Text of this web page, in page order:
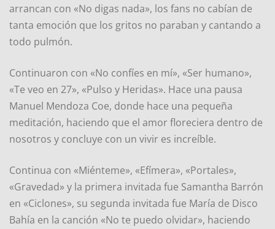
arrancan con «No digas nada», los fans no cabían de
tanta emoción que los gritos no paraban y cantando a
todo pulmón.
Continuaron con «No confíes en mí», «Ser humano»,
«Te veo en 27», «Pulso y Heridas». Hace una pausa
Manuel Mendoza Coe, donde hace una pequeña
meditación, haciendo que el amor floreciera dentro de
nosotros y concluye con un vivir es increíble.
Continua con «Miénteme», «Efímera», «Portales»,
«Gravedad» y la primera invitada fue Samantha Barrón
en «Ciclones», su segunda invitada fue María de Disco
Bahía en la canción «No te puedo olvidar», haciendo